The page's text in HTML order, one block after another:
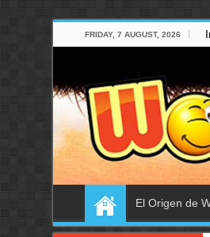
FRIDAY, 7 AUGUST, 2026
El Origen de